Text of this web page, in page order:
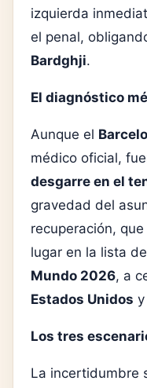
izquierda
el penal,
Bardghji.
El diagnóstico
Aunque el
médico oficial,
desgarre en el
gravedad del
recuperación,
lugar en la lista
Mundo 2026, a
Estados Unidos y
Los tres
La incertidumbre